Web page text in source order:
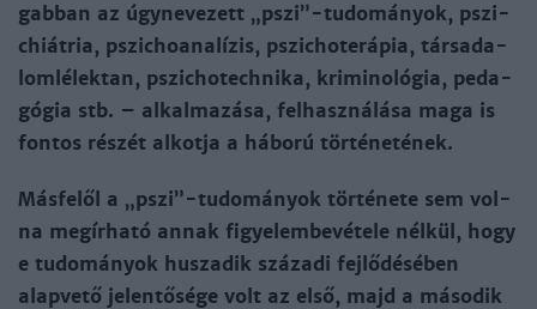
gab­ban az úgy­ne­ve­zett „pszi”-tu­do­má­nyok, pszi­
chiát­ria, pszi­cho­ana­lí­zis, pszi­cho­te­rá­pia, tár­sa­da­
lom­lé­lek­tan, pszi­cho­tech­ni­ka, kri­mi­no­ló­gia, pe­da­
gó­gia stb. – al­kal­ma­zá­sa, fel­hasz­ná­lá­sa ma­ga is
fon­tos ré­szét al­kot­ja a há­bo­rú tör­té­ne­té­nek.
Más­felől a „pszi”-tu­do­má­nyok tör­té­ne­te sem vol­
na megír­ha­tó an­nak fi­gye­lem­be­vé­te­le nél­kül, hogy
e tu­do­má­nyok hu­sza­dik szá­za­di fejlődé­sé­ben
alap­vető je­lentősé­ge volt az első, majd a má­so­dik